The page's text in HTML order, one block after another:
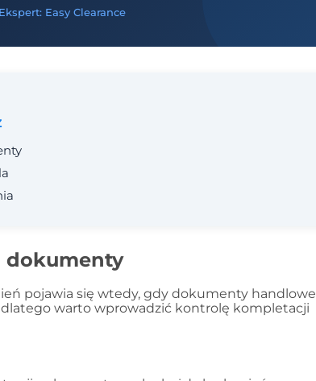
Easy Clearance
dokumenty
pojawia się wtedy, gdy dokumenty handlowe
warto wprowadzić kontrolę kompletacji